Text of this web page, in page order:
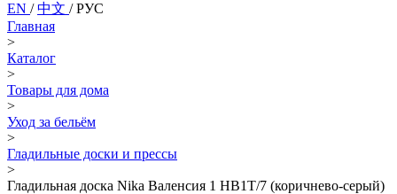
EN /中文 /РУС
Главная
>
Каталог
>
Товары для дома
>
Уход за бельём
>
Гладильные доски и прессы
>
Гладильная доска Nika Валенсия 1 НВ1Т/7 (коричнево-серый)